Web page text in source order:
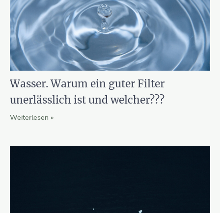
Wasser. Warum ein guter Filter
unerlässlich ist und welcher???
Weiterlesen »